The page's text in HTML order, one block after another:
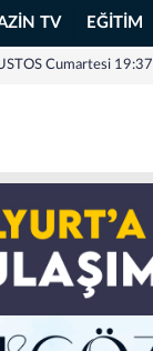
TV EĞİTİM
Cumartesi 19:37